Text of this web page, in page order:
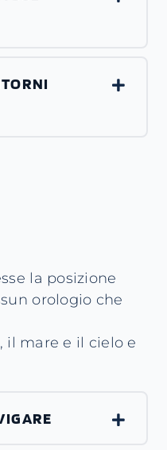
la posizione
orologio che
il mare e il cielo e